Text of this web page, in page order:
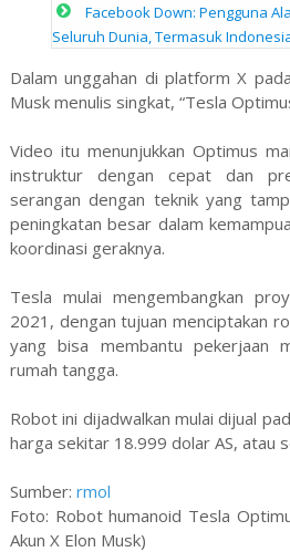
Facebook Down: Pengguna
Seluruh Dunia, Termasuk
Dalam unggahan di platform X
Musk menulis singkat, “Tesla
Video itu menunjukkan Optimus
instruktur dengan cepat dan
serangan dengan teknik yang
peningkatan besar dalam
koordinasi geraknya.
Tesla mulai mengembangkan
2021, dengan tujuan menciptakan
yang bisa membantu pekerjaan
rumah tangga.
Robot ini dijadwalkan mulai dijual
harga sekitar 18.999 dolar AS, atau
Sumber: rmol
Foto: Robot humanoid Tesla
Akun X Elon Musk)